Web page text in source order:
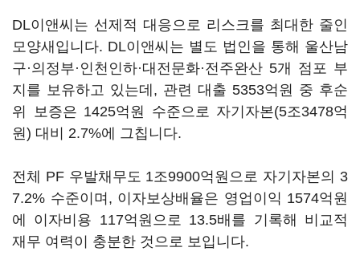
DL이앤씨는 선제적 대응으로 리스크를 최대한 줄인
모양새입니다. DL이앤씨는 별도 법인을 통해 울산남
구·의정부·인천인하·대전문화·전주완산 5개 점포 부
지를 보유하고 있는데, 관련 대출 5353억원 중 후순
위 보증은 1425억원 수준으로 자기자본(5조3478억
원) 대비 2.7%에 그칩니다.
전체 PF 우발채무도 1조9900억원으로 자기자본의 3
7.2% 수준이며, 이자보상배율은 영업이익 1574억원
에 이자비용 117억원으로 13.5배를 기록해 비교적
재무 여력이 충분한 것으로 보입니다.